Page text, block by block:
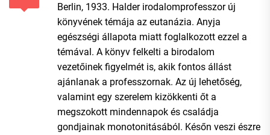
Berlin, 1933. Halder irodalomprofesszor új
könyvének témája az eutanázia. Anyja
egészségi állapota miatt foglalkozott ezzel a
témával. A könyv felkelti a birodalom
vezetőinek figyelmét is, akik fontos állást
ajánlanak a professzornak. Az új lehetőség,
valamint egy szerelem kizökkenti őt a
megszokott mindennapok és családja
gondjainak monotonitásából. Későn veszi észre